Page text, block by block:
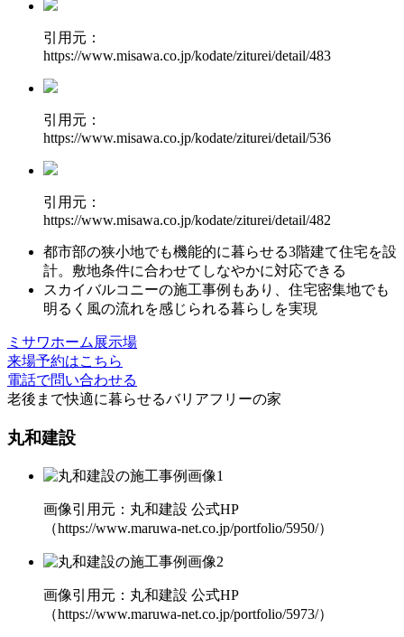
引用元：
https://www.misawa.co.jp/kodate/ziturei/detail/483
引用元：
https://www.misawa.co.jp/kodate/ziturei/detail/536
引用元：
https://www.misawa.co.jp/kodate/ziturei/detail/482
都市部の狭小地でも機能的に暮らせる3階建て住宅を設
計。敷地条件に合わせてしなやかに対応できる
スカイバルコニーの施工事例もあり、住宅密集地でも
明るく風の流れを感じられる暮らしを実現
ミサワホーム展示場
来場予約はこちら
電話で問い合わせる
老後まで快適に暮らせるバリアフリーの家
丸和建設
画像引用元：丸和建設 公式HP
（https://www.maruwa-net.co.jp/portfolio/5950/）
画像引用元：丸和建設 公式HP
（https://www.maruwa-net.co.jp/portfolio/5973/）